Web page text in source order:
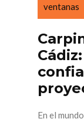
ventanas
En el